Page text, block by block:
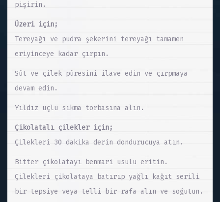
pişirin.
Üzeri için;
Tereyağı ve pudra şekerini tereyağı tamamen
eriyinceye kadar çırpın.
Süt ve çilek püresini ilave edin ve çırpmaya
devam edin.
Yıldız uçlu sıkma torbasına alın.
Çikolatalı çilekler için;
Çilekleri 30 dakika derin dondurucuya atın.
Bitter çikolatayı benmari usulü eritin.
Çilekleri çikolataya batırıp yağlı kağıt serili
bir tepsiye veya telli bir rafa alın ve soğutun.